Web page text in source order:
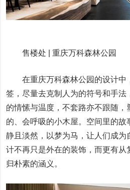
售楼处 | 重庆万科森林公园
在重庆万科森林公园的设计中
签，尽量去克制人为的符号和手法
的情愫与温度，不套路亦不跟随，
的、会呼吸的小木屋。空间里的
静且淡然，以梦为马，让人们成为
计不再只是外在的装饰，而更有从
归朴素的涵义。